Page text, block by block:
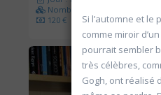
Nombre de séances : 5
120 €
Si l’automne et
comme miroir
pourrait sembler
très célèbres,
Gogh, ont réalisé